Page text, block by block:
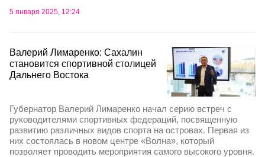
5 января 2025, 12:24
Валерий Лимаренко: Сахалин
становится спортивной столицей
Дальнего Востока
Губернатор Валерий Лимаренко начал серию встреч с
руководителями спортивных федераций, посвященную
развитию различных видов спорта на островах. Первая из
них состоялась в новом центре «Волна», который
позволяет проводить мероприятия самого высокого уровня.